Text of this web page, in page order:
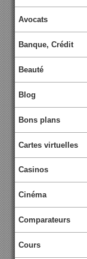
Avocats
Banque, Crédit
Beauté
Blog
Bons plans
Cartes virtuelles
Casinos
Cinéma
Comparateurs
Cours